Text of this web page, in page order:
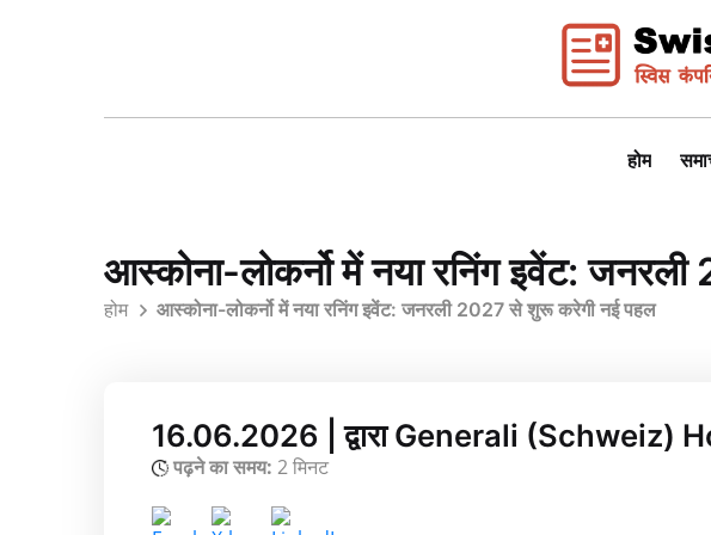
होम
आस्कोना-लोकर्नो में नया रनिंग इवेंट:
होम आस्कोना-लोकर्नो में नया रनिंग इवेंट: जनरली 2027 से शुरू करेगी नई पहल
16.06.2026 | द्वारा Generali (Schweiz)
पढ़ने का समय: 2 मिनट